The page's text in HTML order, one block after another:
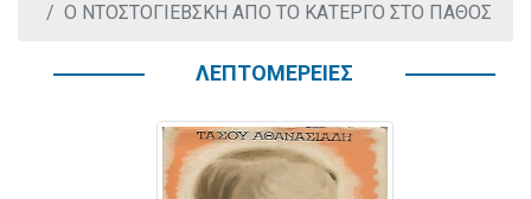
Ο ΝΤΟΣΤΟΓΙΕΒΣΚΗ ΑΠΟ ΤΟ ΚΑΤΕΡΓΟ ΣΤΟ ΠΑΘΟΣ
ΛΕΠΤΟΜΕΡΕΙΕΣ